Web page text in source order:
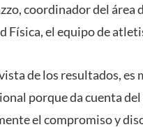
coordinador del
Física, el equipo de
de los resultados,
porque da cuenta
el compromiso y